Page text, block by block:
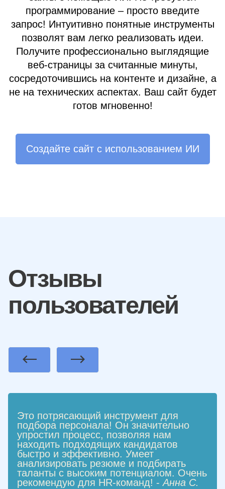
программирование – просто введите
запрос! Интуитивно понятные инструменты
позволят вам легко реализовать идеи.
Получите профессионально выглядящие
веб-страницы за считанные минуты,
сосредоточившись на контенте и дизайне, а
не на технических аспектах. Ваш сайт будет
готов мгновенно!
Создайте сайт с использованием ИИ
Отзывы
пользователей
Это потрясающий инструмент для
подбора персонала! Он значительно
упростил процесс, позволяя нам
находить подходящих кандидатов
быстро и эффективно. Умеет
анализировать резюме и подбирать
таланты с высоким потенциалом. Очень
рекомендую для HR-команд! - Анна С.
PreviousNext